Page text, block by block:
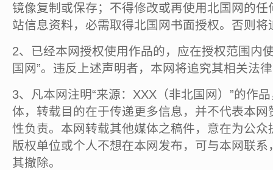
镜像复制或保存；不得修改或再使用北国网的
站信息资料，必需取得北国网书面授权。否则将
2、已经本网授权使用作品的，应在授权范围内
国网”。违反上述声明者，本网将追究其相关法
3、凡本网注明“来源：XXX（非北国网）”的作
体，转载目的在于传递更多信息，并不代表本
性负责。本网转载其他媒体之稿件，意在为公
版权单位或个人不想在本网发布，可与本网联
其撤除。